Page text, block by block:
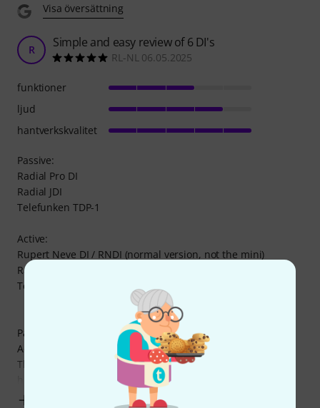
Visa översättning
R Simple and easy review of 6 DI's
RL-NL 06.05.2025
Passive:
Radial Pro DI
Radial JDI
Telefunken TDP-1
Active:
Rupert Neve DI / RNDI (normal version, not the mini)
Radial J48
Telefunken TDA-1
Passive vs Active DI's:
Active DI's have a more defined sound image overall.
The level difference between the active and passive DI's is
huge, 40-50% level difference! It is
funktioner
ljud
hantverkskvalitet